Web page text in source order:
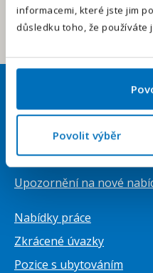
informacemi, které jste jim
důsledku toho, že používáte
Povolit výběr
Uchazeči
Přihlásit se
Vytvořit životopis
Upozornění na nové
Nabídky práce
Zkrácené úvazky
Pozice s ubytováním